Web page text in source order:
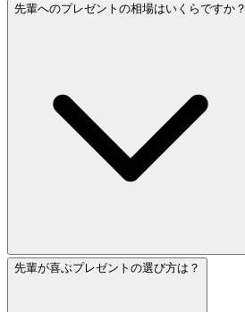
先輩へのプレゼントの相場はいくらですか？
先輩が喜ぶプレゼントの選び方は？